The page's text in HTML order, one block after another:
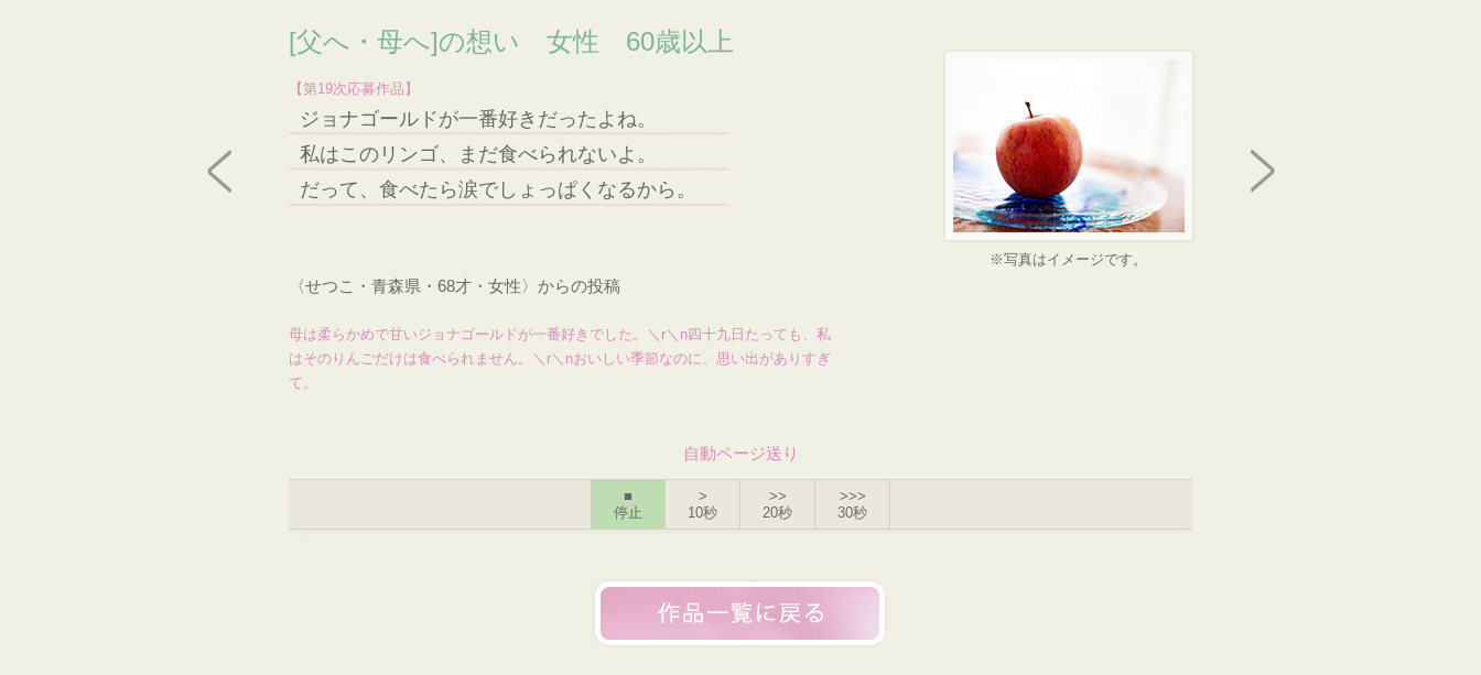
[父へ・母へ]の想い 女性 60歳以上
【第19次応募作品】
ジョナゴールドが一番好きだったよね。
私はこのリンゴ、まだ食べられないよ。
だって、食べたら涙でしょっぱくなるから。
※写真はイメージです。
〈せつこ・青森県・68才・女性〉からの投稿
母は柔らかめで甘いジョナゴールドが一番好きでした。＼r＼n四十九日たっても、私
はそのりんごだけは食べられません。＼r＼nおいしい季節なのに、思い出がありすぎ
て。
自動ページ送り
■
停止
>
10秒
>>
20秒
>>>
30秒